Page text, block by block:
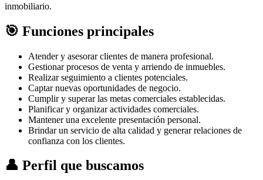
inmobiliario.
🎯 Funciones principales
Atender y asesorar clientes de manera profesional.
Gestionar procesos de venta y arriendo de inmuebles.
Realizar seguimiento a clientes potenciales.
Captar nuevas oportunidades de negocio.
Cumplir y superar las metas comerciales establecidas.
Planificar y organizar actividades comerciales.
Mantener una excelente presentación personal.
Brindar un servicio de alta calidad y generar relaciones de
confianza con los clientes.
👤 Perfil que buscamos